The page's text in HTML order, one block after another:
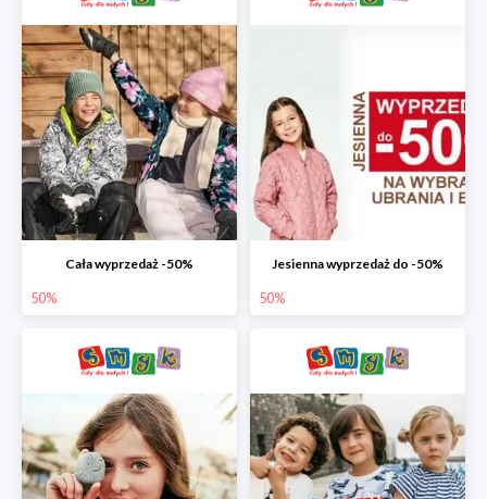
Cała wyprzedaż -50%
50%
Jesienna wyprzedaż do -50%
50%